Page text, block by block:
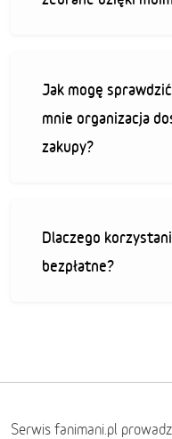
Jak mogę
mnie organizacja
zakupy?
Dlaczego
bezpłatne?
Serwis fanimani.pl